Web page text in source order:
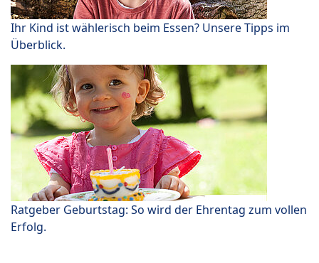
Ihr Kind ist wählerisch beim Essen? Unsere Tipps im
Überblick.
Ratgeber Geburtstag: So wird der Ehrentag zum vollen
Erfolg.